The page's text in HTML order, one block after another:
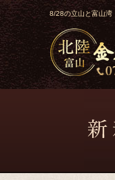
8/28の立山と富山湾